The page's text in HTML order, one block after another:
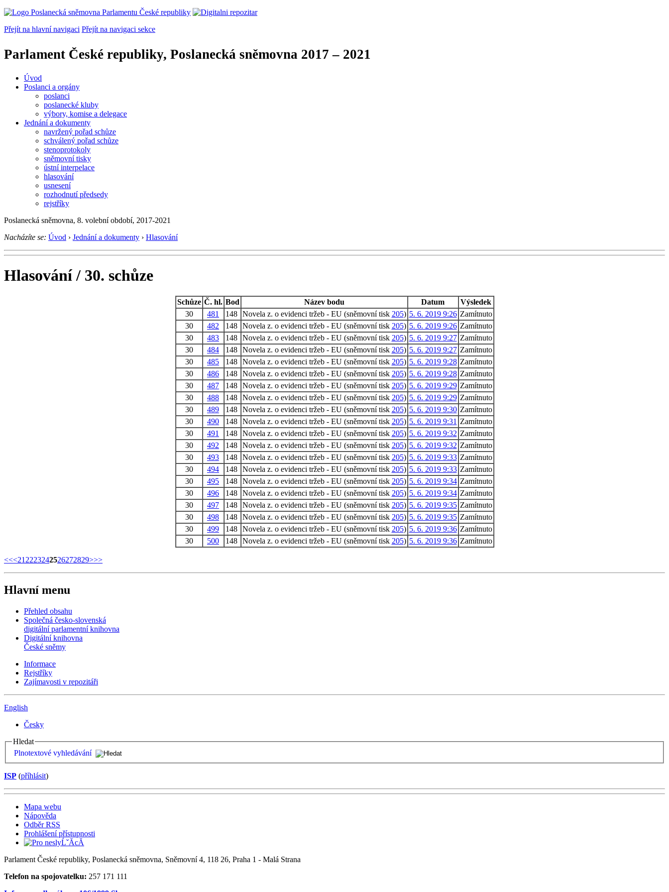
Přejít na hlavní navigaci Přejít na navigaci sekce
Parlament České republiky, Poslanecká sněmovna 2017 – 2021
Úvod
Poslanci a orgány
poslanci
poslanecké kluby
výbory, komise a delegace
Jednání a dokumenty
navržený pořad schůze
schválený pořad schůze
stenoprotokoly
sněmovní tisky
ústní interpelace
hlasování
usnesení
rozhodnutí předsedy
rejstříky
Poslanecká sněmovna, 8. volební období, 2017-2021
Nacházíte se: Úvod › Jednání a dokumenty › Hlasování
Hlasování / 30. schůze
Schůze Č. hl. Bod Název bodu Datum
Výsledek
30
481 148 Novela z. o evidenci tržeb - EU (sněmovní tisk 205) 5. 6. 2019 9:26 Zamítnuto
30
482 148 Novela z. o evidenci tržeb - EU (sněmovní tisk 205) 5. 6. 2019 9:26 Zamítnuto
30
483 148 Novela z. o evidenci tržeb - EU (sněmovní tisk 205) 5. 6. 2019 9:27 Zamítnuto
30
484 148 Novela z. o evidenci tržeb - EU (sněmovní tisk 205) 5. 6. 2019 9:27 Zamítnuto
30
485 148 Novela z. o evidenci tržeb - EU (sněmovní tisk 205) 5. 6. 2019 9:28 Zamítnuto
30
486 148 Novela z. o evidenci tržeb - EU (sněmovní tisk 205) 5. 6. 2019 9:28 Zamítnuto
30
487 148 Novela z. o evidenci tržeb - EU (sněmovní tisk 205) 5. 6. 2019 9:29 Zamítnuto
30
488 148 Novela z. o evidenci tržeb - EU (sněmovní tisk 205) 5. 6. 2019 9:29 Zamítnuto
30
489 148 Novela z. o evidenci tržeb - EU (sněmovní tisk 205) 5. 6. 2019 9:30 Zamítnuto
30
490 148 Novela z. o evidenci tržeb - EU (sněmovní tisk 205) 5. 6. 2019 9:31 Zamítnuto
30
491 148 Novela z. o evidenci tržeb - EU (sněmovní tisk 205) 5. 6. 2019 9:32 Zamítnuto
30
492 148 Novela z. o evidenci tržeb - EU (sněmovní tisk 205) 5. 6. 2019 9:32 Zamítnuto
30
493 148 Novela z. o evidenci tržeb - EU (sněmovní tisk 205) 5. 6. 2019 9:33 Zamítnuto
30
494 148 Novela z. o evidenci tržeb - EU (sněmovní tisk 205) 5. 6. 2019 9:33 Zamítnuto
30
495 148 Novela z. o evidenci tržeb - EU (sněmovní tisk 205) 5. 6. 2019 9:34 Zamítnuto
30
496 148 Novela z. o evidenci tržeb - EU (sněmovní tisk 205) 5. 6. 2019 9:34 Zamítnuto
30
497 148 Novela z. o evidenci tržeb - EU (sněmovní tisk 205) 5. 6. 2019 9:35 Zamítnuto
30
498 148 Novela z. o evidenci tržeb - EU (sněmovní tisk 205) 5. 6. 2019 9:35 Zamítnuto
30
499 148 Novela z. o evidenci tržeb - EU (sněmovní tisk 205) 5. 6. 2019 9:36 Zamítnuto
30
500 148 Novela z. o evidenci tržeb - EU (sněmovní tisk 205) 5. 6. 2019 9:36 Zamítnuto
<<<21 2223242526272829>>>
Hlavní menu
Přehled obsahu
Společná česko-slovenská
digitální parlamentní knihovna
Digitální knihovna
České sněmy
Informace
Rejstříky
Zajímavosti v repozitáři
English
Česky
Hledat
Plnotextové vyhledávání
ISP (příhlásit)
Mapa webu
Nápověda
Odběr RSS
Prohlášení přístupnosti
Parlament České republiky, Poslanecká sněmovna, Sněmovní 4, 118 26, Praha 1 - Malá Strana
Telefon na spojovatelku: 257 171 111